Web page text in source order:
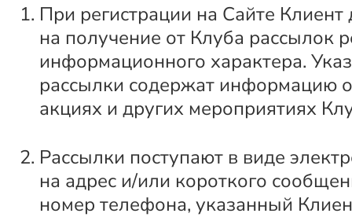
При регистрации на Сайте Клиент
на получение от Клуба рассылок
информационного характера.
рассылки содержат информацию
акциях и других мероприятиях
Рассылки поступают в виде
на адрес и/или короткого
номер телефона, указанный